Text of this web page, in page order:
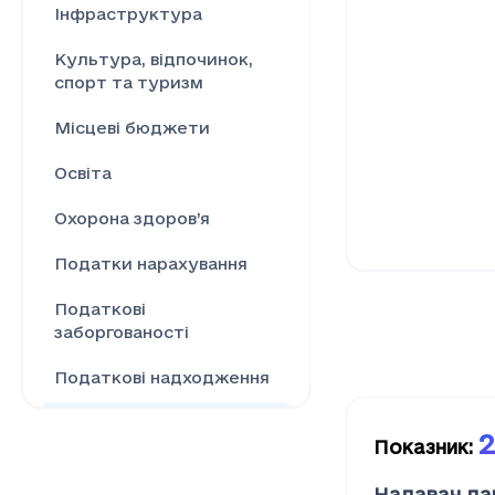
Інфраструктура
Культура, відпочинок,
спорт та туризм
Місцеві бюджети
Освіта
Охорона здоров’я
Податки нарахування
Податкові
заборгованості
Податкові надходження
Показник: